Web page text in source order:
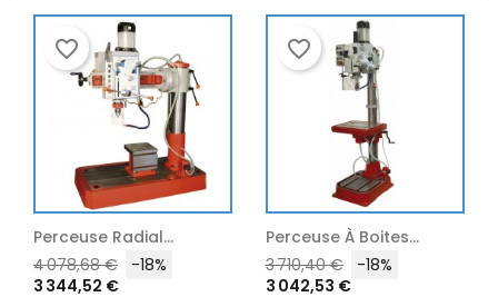
Prix
Perceuse À Boites...
Prix
3 710,40 €
Prix
favorite_border
Perceuses À...
Prix
1 166,76 €
favorite_border